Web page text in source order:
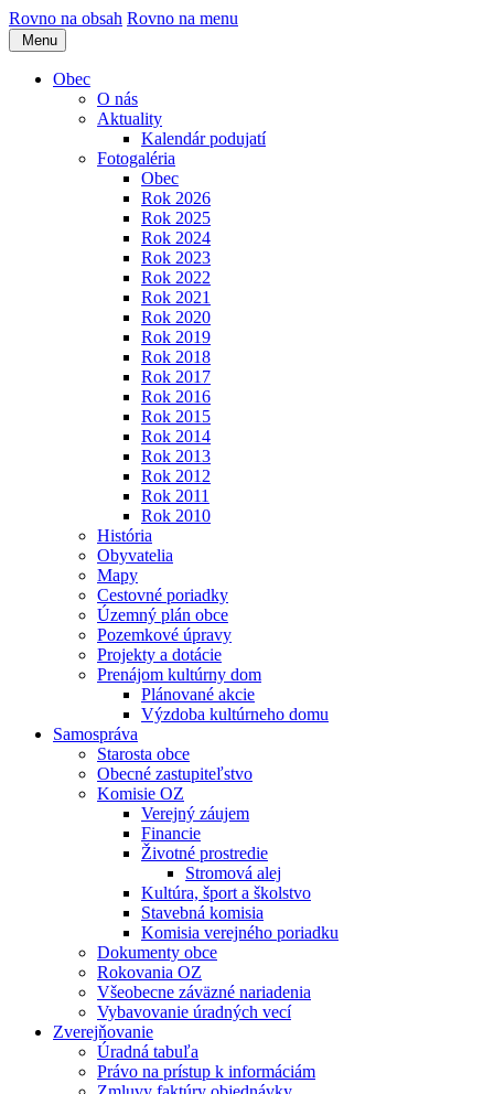
Rovno na obsah Rovno na menu
Menu
Obec
O nás
Aktuality
Kalendár podujatí
Fotogaléria
Obec
Rok 2026
Rok 2025
Rok 2024
Rok 2023
Rok 2022
Rok 2021
Rok 2020
Rok 2019
Rok 2018
Rok 2017
Rok 2016
Rok 2015
Rok 2014
Rok 2013
Rok 2012
Rok 2011
Rok 2010
História
Obyvatelia
Mapy
Cestovné poriadky
Územný plán obce
Pozemkové úpravy
Projekty a dotácie
Prenájom kultúrny dom
Plánované akcie
Výzdoba kultúrneho domu
Samospráva
Starosta obce
Obecné zastupiteľstvo
Komisie OZ
Verejný záujem
Financie
Životné prostredie
Stromová alej
Kultúra, šport a školstvo
Stavebná komisia
Komisia verejného poriadku
Dokumenty obce
Rokovania OZ
Všeobecne záväzné nariadenia
Vybavovanie úradných vecí
Zverejňovanie
Úradná tabuľa
Právo na prístup k informáciám